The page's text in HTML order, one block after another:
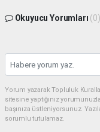
Okuyucu Yorumları (0)
Yorum yazarak Topluluk
sitesine yaptığınız
başınıza üstleniyorsunuz.
sorumlu tutulamaz.